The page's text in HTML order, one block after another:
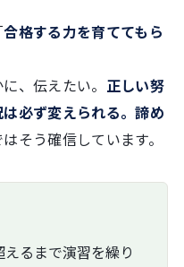
合格する力を育ててもら
、伝えたい。 正しい努
必ず変えられる。諦め
そう確信しています。
るまで演習を繰り